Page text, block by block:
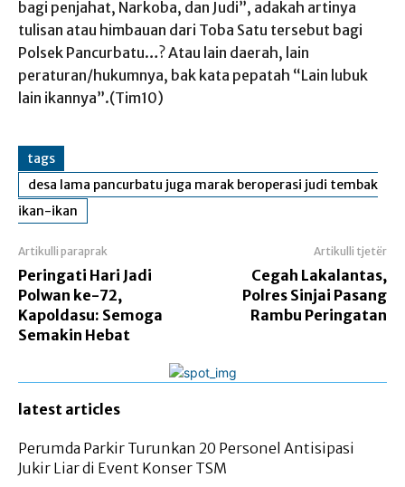
bagi penjahat, Narkoba, dan Judi”, adakah artinya
tulisan atau himbauan dari Toba Satu tersebut bagi
Polsek Pancurbatu…? Atau lain daerah, lain
peraturan/hukumnya, bak kata pepatah “Lain lubuk
lain ikannya”.(Tim10)
tags
desa lama pancurbatu juga marak beroperasi judi tembak
ikan-ikan
Artikulli paraprak
Peringati Hari Jadi
Polwan ke-72,
Kapoldasu: Semoga
Semakin Hebat
Artikulli tjetër
Cegah Lakalantas,
Polres Sinjai Pasang
Rambu Peringatan
latest articles
Perumda Parkir Turunkan 20 Personel Antisipasi
Jukir Liar di Event Konser TSM